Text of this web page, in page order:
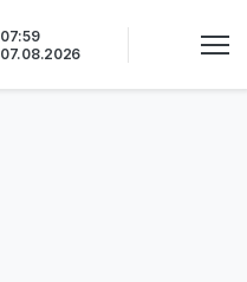
07:59
07.08.2026